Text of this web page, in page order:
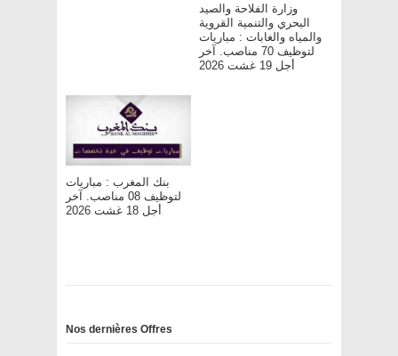
وزارة الفلاحة والصيد
البحري والتنمية القروية
والمياه والغابات : مباريات
لتوظيف 70 مناصب. آخر
أجل 19 غشت 2026
بنك المغرب : مباريات
لتوظيف 08 مناصب. آخر
أجل 18 غشت 2026
Nos dernières Offres